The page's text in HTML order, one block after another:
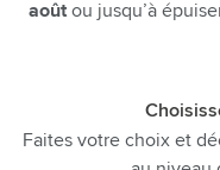
aoûtou jusqu’à
Faites votre choix et